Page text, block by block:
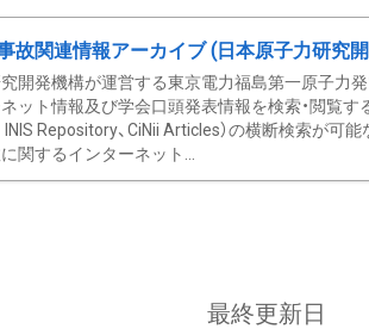
故関連情報アーカイブ (日本原子力研究
開発機構が運営する東京電力福島第一原子力発
ット情報及び学会口頭発表情報を検索・閲覧す
INIS Repository、CiNii Articles）の横断検索が可
関するインターネット...
最終更新日